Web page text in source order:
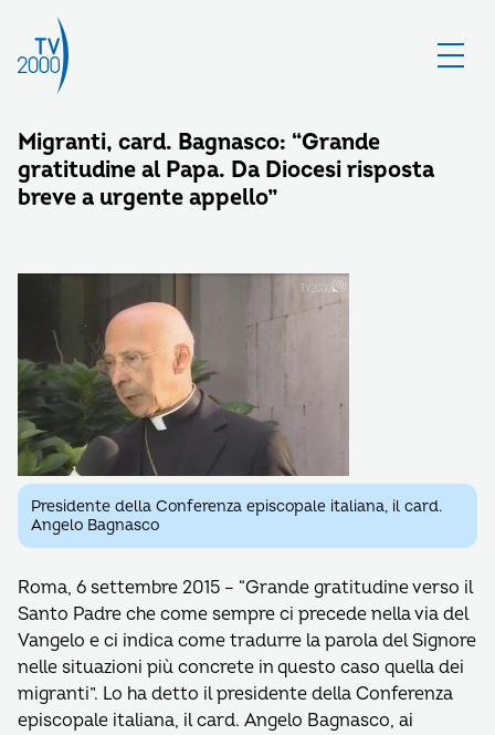
Migranti, card. Bagnasco: “Grande
gratitudine al Papa. Da Diocesi risposta
breve a urgente appello”
Presidente della Conferenza episcopale italiana, il card.
Angelo Bagnasco
Roma, 6 settembre 2015 – “Grande gratitudine verso il
Santo Padre che come sempre ci precede nella via del
Vangelo e ci indica come tradurre la parola del Signore
nelle situazioni più concrete in questo caso quella dei
migranti”. Lo ha detto il presidente della Conferenza
episcopale italiana, il card. Angelo Bagnasco, ai